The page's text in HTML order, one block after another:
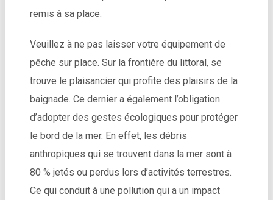
remis à sa place.
Veuillez à ne pas laisser votre équipement de
pêche sur place. Sur la frontière du littoral, se
trouve le plaisancier qui profite des plaisirs de la
baignade. Ce dernier a également l’obligation
d’adopter des gestes écologiques pour protéger
le bord de la mer. En effet, les débris
anthropiques qui se trouvent dans la mer sont à
80 % jetés ou perdus lors d’activités terrestres.
Ce qui conduit à une pollution qui a un impact